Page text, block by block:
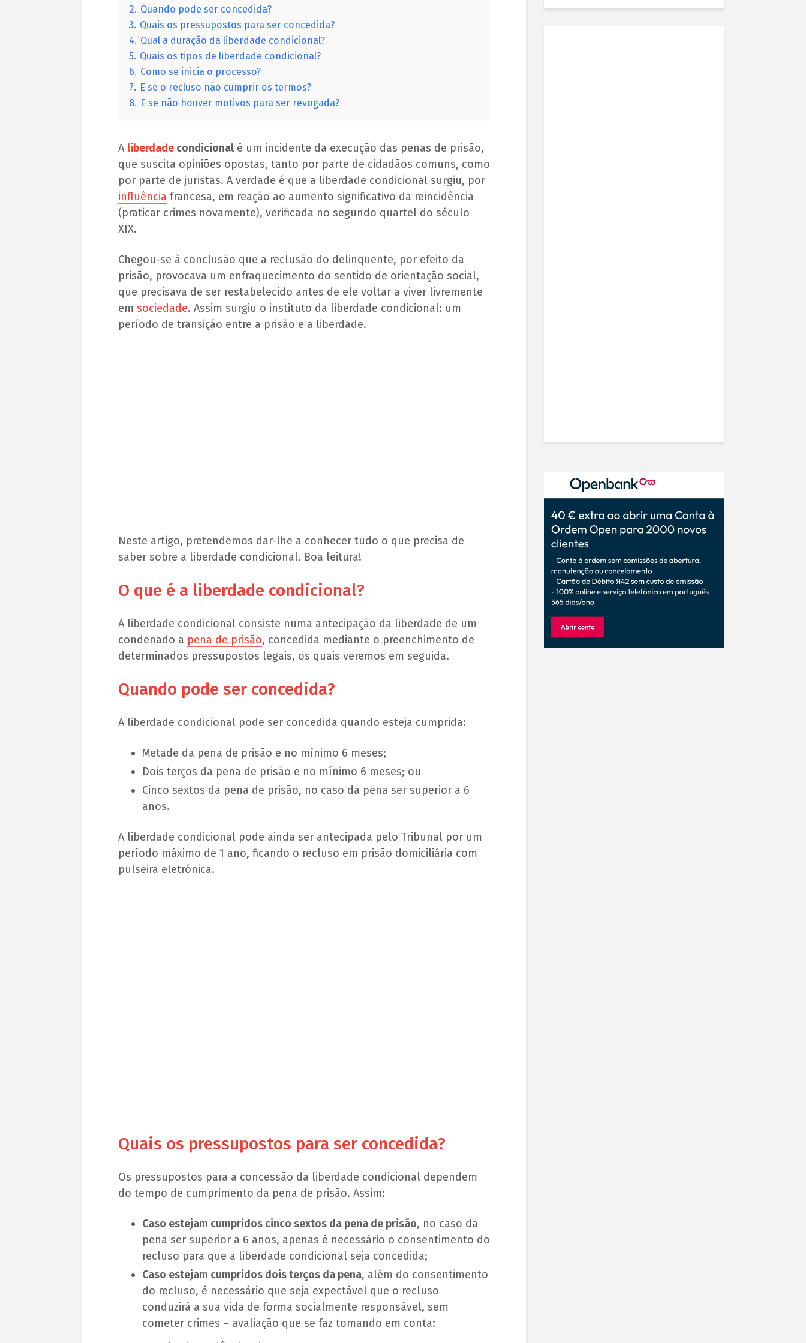
2. Quando pode ser concedida?
3. Quais os pressupostos para ser concedida?
4. Qual a duração da liberdade condicional?
5. Quais os tipos de liberdade condicional?
6. Como se inicia o processo?
7. E se o recluso não cumprir os termos?
8. E se não houver motivos para ser revogada?
A liberdade condicional é um incidente da execução das penas de prisão,
que suscita opiniões opostas, tanto por parte de cidadãos comuns, como
por parte de juristas. A verdade é que a liberdade condicional surgiu, por
influência francesa, em reação ao aumento significativo da reincidência
(praticar crimes novamente), verificada no segundo quartel do século
XIX.
Chegou-se à conclusão que a reclusão do delinquente, por efeito da
prisão, provocava um enfraquecimento do sentido de orientação social,
que precisava de ser restabelecido antes de ele voltar a viver livremente
em sociedade. Assim surgiu o instituto da liberdade condicional: um
período de transição entre a prisão e a liberdade.
Neste artigo, pretendemos dar-lhe a conhecer tudo o que precisa de
saber sobre a liberdade condicional. Boa leitura!
O que é a liberdade condicional?
A liberdade condicional consiste numa antecipação da liberdade de um
condenado a pena de prisão, concedida mediante o preenchimento de
determinados pressupostos legais, os quais veremos em seguida.
Quando pode ser concedida?
A liberdade condicional pode ser concedida quando esteja cumprida:
Metade da pena de prisão e no mínimo 6 meses;
Dois terços da pena de prisão e no mínimo 6 meses; ou
Cinco sextos da pena de prisão, no caso da pena ser superior a 6
anos.
A liberdade condicional pode ainda ser antecipada pelo Tribunal por um
período máximo de 1 ano, ficando o recluso em prisão domiciliária com
pulseira eletrónica.
Quais os pressupostos para ser concedida?
Os pressupostos para a concessão da liberdade condicional dependem
do tempo de cumprimento da pena de prisão. Assim:
Caso estejam cumpridos cinco sextos da pena de prisão, no caso da
pena ser superior a 6 anos, apenas é necessário o consentimento do
recluso para que a liberdade condicional seja concedida;
Caso estejam cumpridos dois terços da pena, além do consentimento
do recluso, é necessário que seja expectável que o recluso
conduzirá a sua vida de forma socialmente responsável, sem
cometer crimes – avaliação que se faz tomando em conta: